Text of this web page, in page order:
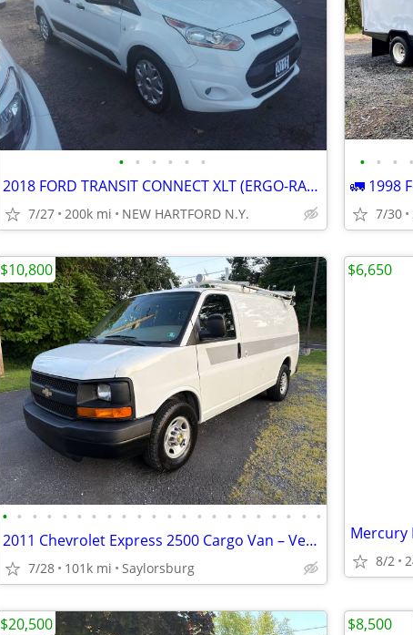
• • • • • •
2018 FORD TRANSIT CONNECT XLT (ERGO-RACK)
7/27 200k mi NEW HARTFORD N.Y.
• • • •
🚛 1998
7/30
• • • • • • • • • • • • • • • • • • • • • •
2011 Chevrolet Express 2500 Cargo Van – Verizon Fleet – Only 101,406 Miles
7/28 101k mi Saylorsburg
$10,800
8/2
$6,650
$20,500 $8,500